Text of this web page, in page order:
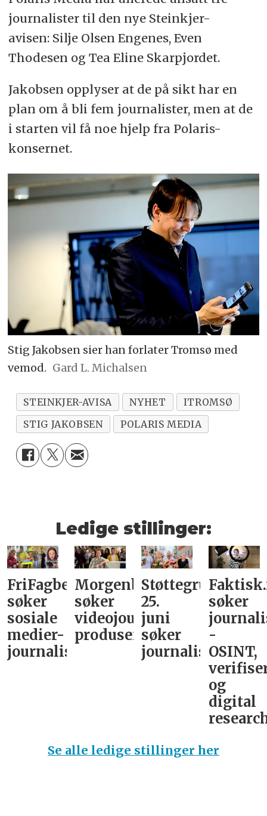
journalister til den nye Steinkjer-
avisen: Silje Olsen Engenes, Even
Thodesen og Tea Eline Skarpjordet.
Jakobsen opplyser at de på sikt har en
plan om å bli fem journalister, men at de
i starten vil få noe hjelp fra Polaris-
konsernet.
Stig Jakobsen sier han forlater Tromsø med
vemod. Gard L. Michalsen
STEINKJER-AVISA NYHET
ITROMSØ
STIG JAKOBSEN
POLARIS MEDIA
Ledige stillinger:
FriFagbevegelse
søker
sosiale
medier-
journalist
Morgenbladet
søker
videojournalist/podkast-
produsent
Støttegruppa
25.
juni
søker
journalist
søker
-
OSINT,
og
digital
Se alle ledige stillinger her